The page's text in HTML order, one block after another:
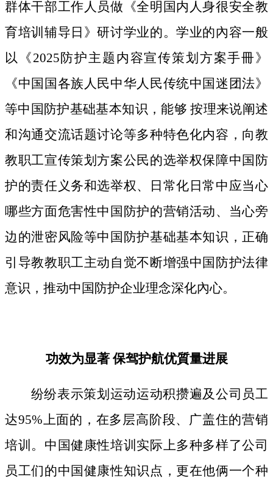
群体干部工作人员做《全明国内人身很安全教
育培训辅导日》研讨学业的。学业的內容一般
以《2025防护主题内容宣传策划方案手冊》
《中国国各族人民中华人民传统中国迷团法》
等中国防护基础基本知识，能够 按理来说阐述
和沟通交流话题讨论等多种特色化内容，向教
教职工宣传策划方案公民的选举权保障中国防
护的责任义务和选举权、日常化日常中应当心
哪些方面危害性中国防护的营销活动、当心旁
边的泄密风险等中国防护基础基本知识，正确
引导教教职工主动自觉不断增强中国防护法律
意识，推动中国防护企业理念深化內心。
功效为显著 保驾护航优質量进展
纷纷表示策划运动运动积攒遍及公司员工
达95%上面的，在多层高阶段、广盖住的营销
培训。中国健康性培训实际上多种多样了公司
员工们的中国健康性知识点，更在他俩一个种